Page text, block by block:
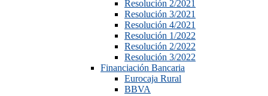
Resolución 2/2021
Resolución 3/2021
Resolución 4/2021
Resolución 1/2022
Resolución 2/2022
Resolución 3/2022
Financiación Bancaria
Eurocaja Rural
BBVA